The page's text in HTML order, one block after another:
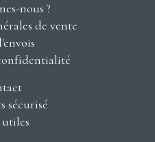
nous ?
de vente
sécurisé